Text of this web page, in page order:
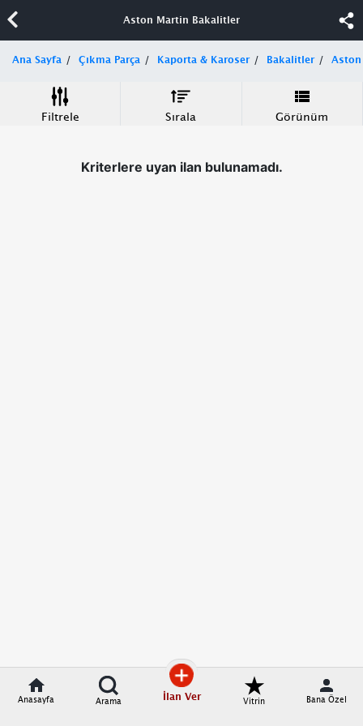
Aston Martin Bakalitler
Ana Sayfa Çıkma Parça Kaporta & Karoser Bakalitler
Filtrele Sırala Görünüm
Kriterlere uyan ilan bulunamadı.
Anasayfa Arama İlan Ver Vitrin Bana Özel